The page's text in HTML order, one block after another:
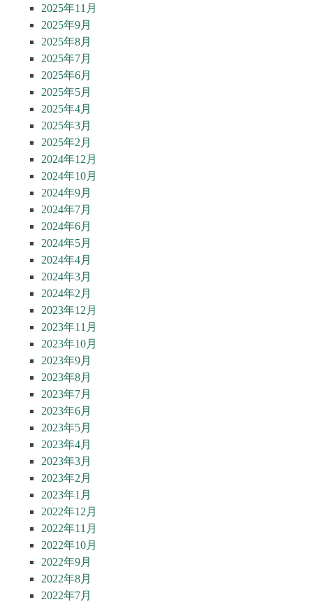
2025年11月
2025年9月
2025年8月
2025年7月
2025年6月
2025年5月
2025年4月
2025年3月
2025年2月
2024年12月
2024年10月
2024年9月
2024年7月
2024年6月
2024年5月
2024年4月
2024年3月
2024年2月
2023年12月
2023年11月
2023年10月
2023年9月
2023年8月
2023年7月
2023年6月
2023年5月
2023年4月
2023年3月
2023年2月
2023年1月
2022年12月
2022年11月
2022年10月
2022年9月
2022年8月
2022年7月